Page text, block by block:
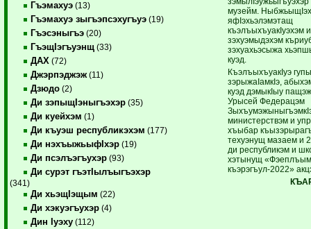
Гъэмахуэ (13)
Гъэмахуэ зыгъэпсэхугъуэ (19)
Гъэсэныгъэ (20)
ГъэщIэгъуэнщ (33)
ДАХ (72)
Джэрпэджэж (11)
Дзюдо (2)
Ди зэпыщIэныгъэхэр (35)
Ди куейхэм (1)
Ди къуэш республикэхэм (177)
Ди нэхъыжьыфIхэр (19)
Ди псэлъэгъухэр (93)
Ди сурэт гъэтIылъыгъэхэр
(341)
Ди хьэщIэщым (22)
Ди хэкуэгъухэр (4)
Дин Iуэху (112)
музейм.
яфIэхьэлэмэтащ
къэлъыхъуакIуэхэм
зэхуэмыдэхэм
зэхуахьэсыжа
куэд.
КъэлъыхъуакIуэ
зэрыжаIамкIэ,
куэд дэмыкIыу
Урысей Федерацэм
министерствэм и
хъыбар
техуэнущ мазаем и
ди республикэм и
хэтынущ
къэрэгъул-2022»